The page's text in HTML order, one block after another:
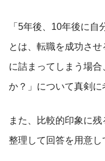
「5年後、10年後に自
とは、転職を成功さ
に詰まってしまう場
か？」について真剣
また、比較的印象に
整理して回答を用意し